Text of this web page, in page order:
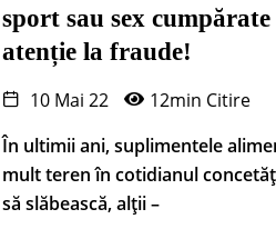
sport sau sex
atenție la fraude!
10 Mai 22
12min Citire
În ultimii ani, suplimentele
mult teren în cotidianul
să slăbească, alții –